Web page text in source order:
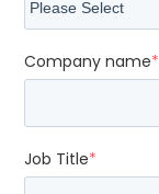
Company name*
Job Title*